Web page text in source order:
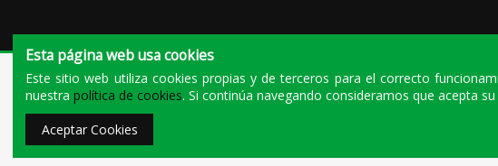
Quienes somos|La tienda de Jerez | El blog del cerdo ibérico
© 2020 - Todos los derechos reservados |INDUSTRIAS CARNICAS EL BELLOTERO, S.A.U. | NIF: A06112718
Esta página web usa cookies
Este sitio web utiliza cookies propias y de terceros para el correcto
nuestra política de cookies. Si continúa navegando consideramos que acepta
Aceptar Cookies